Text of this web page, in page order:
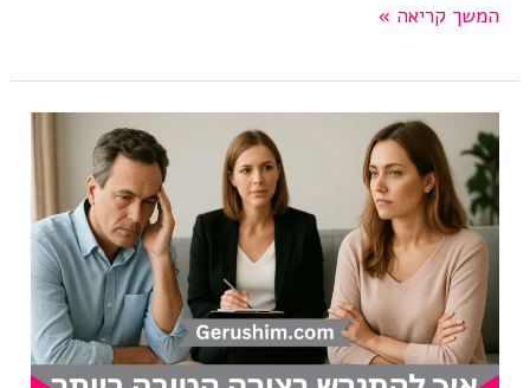
להתגרש
מיטבי
לכל
הצדדים
המשך קריאה »